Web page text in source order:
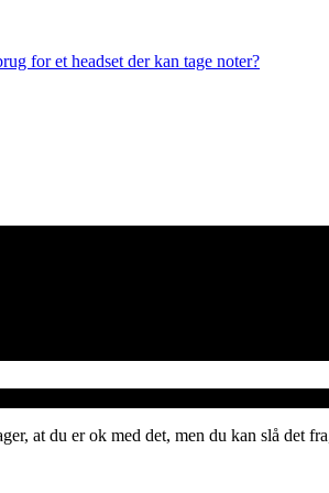
for et headset der kan tage noter?
at du er ok med det, men du kan slå det